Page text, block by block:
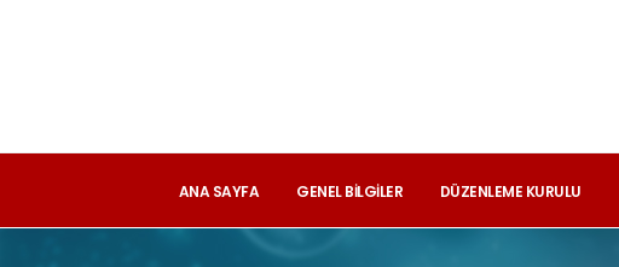
ANA SAYFA GENEL BILGILER DÜZENLEME KURULU